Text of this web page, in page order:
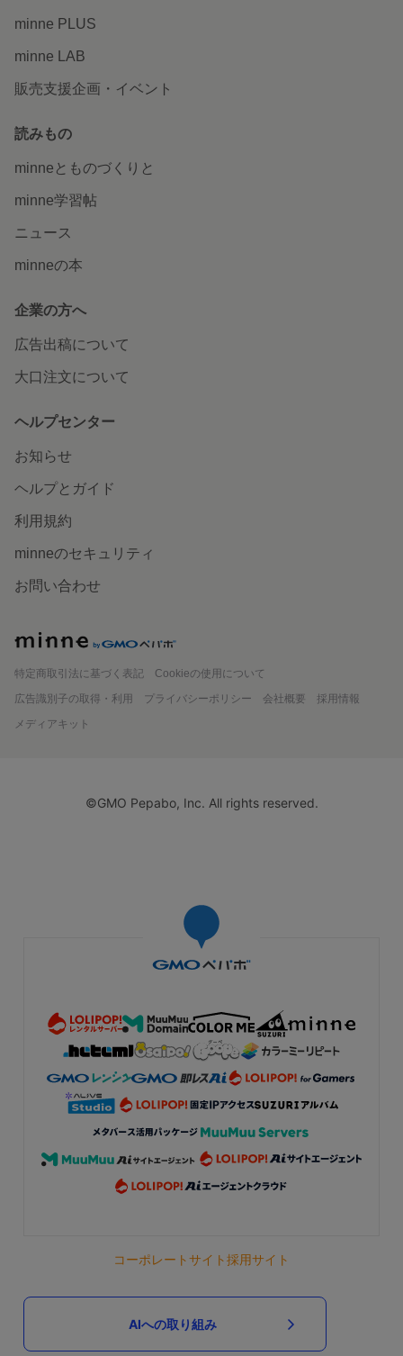
minne PLUS
minne LAB
販売支援企画・イベント
読みもの
minneとものづくりと
minne学習帖
ニュース
minneの本
企業の方へ
広告出稿について
大口注文について
ヘルプセンター
お知らせ
ヘルプとガイド
利用規約
minneのセキュリティ
お問い合わせ
特定商取引法に基づく表記
Cookieの使用について
広告識別子の取得・利用
プライバシーポリシー 会社概要
採用情報
メディアキット
©GMO Pepabo, Inc. All rights reserved.
コーポレートサイト採用サイト
AIへの取り組み